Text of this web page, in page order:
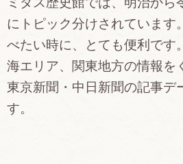
にトピック分けされています
べたい時に、とても便利です
海エリア、関東地方の情報を
東京新聞・中日新聞の記事デ
す。